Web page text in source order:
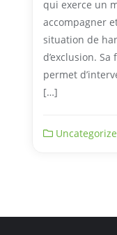
qui exerce un
accompagner
situation de
d’exclusion.
permet
[…]